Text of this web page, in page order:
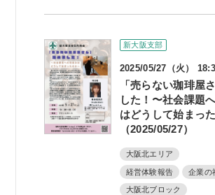
新大阪支部
2025/05/27（火）
「売らない珈琲屋
した！〜社会課題
はどうして始まっ
（2025/05/27）
大阪北エリア
経営体験報告 企業の
大阪北ブロック